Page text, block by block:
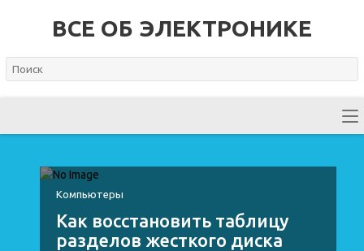
ВСЕ ОБ ЭЛЕКТРОНИКЕ
Компьютеры
Как восстановить таблицу
разделов жесткого диска